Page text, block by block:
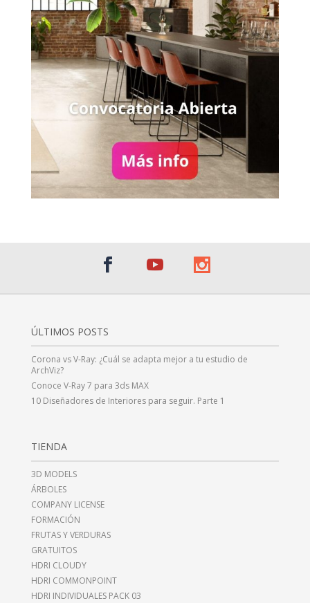
ÚLTIMOS POSTS
Corona vs V-Ray: ¿Cuál se adapta mejor a tu estudio de
ArchViz?
Conoce V-Ray 7 para 3ds MAX
10 Diseñadores de Interiores para seguir. Parte 1
TIENDA
3D MODELS
ÁRBOLES
COMPANY LICENSE
FORMACIÓN
FRUTAS Y VERDURAS
GRATUITOS
HDRI CLOUDY
HDRI COMMONPOINT
HDRI INDIVIDUALES PACK 03